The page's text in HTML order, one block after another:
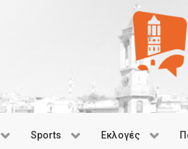
Sports Εκλογές